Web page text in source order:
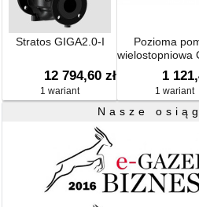
Stratos GIGA2.0-I
12 794,60 zł
1 wariant
Pozioma
wielostopniowa
[1x220-240V]
1
1 wariant
Nasze